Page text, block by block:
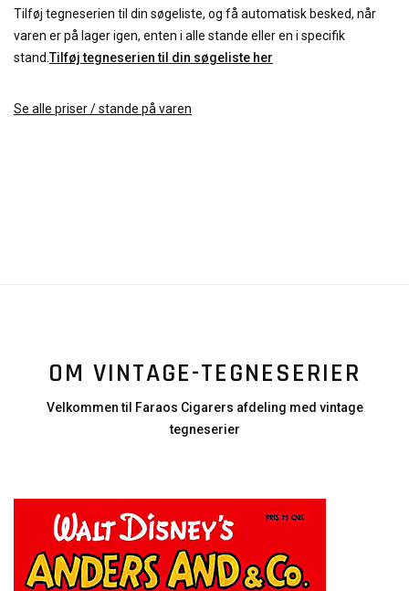
Tilføj tegneserien til din søgeliste, og få automatisk besked, når
varen er på lager igen, enten i alle stande eller en i specifik
stand. Tilføj tegneserien til din søgeliste her
Se alle priser / stande på varen
OM VINTAGE-TEGNESERIER
Velkommen til Faraos Cigarers afdeling med vintage
tegneserier